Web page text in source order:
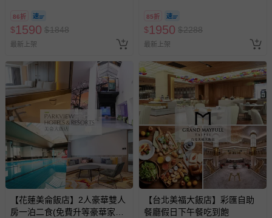
預購商品：預購為海外同步代購，遇缺貨即會通知媽咪並協
助取消退款事宜。
商品如因「價格、組合」等錯誤原因，導致無法安排出貨，
會主動以簡訊及mail通知訂單取消事宜，並將提供適當補
償。
86折
$1590 $1848
最新上架
85折
$1950 $2288
最新上架
【花蓮美侖飯店】2人豪華雙人
房一泊二食(免費升等豪華家庭
【台北美福大飯店】彩匯自助
餐廳假日下午餐吃到飽